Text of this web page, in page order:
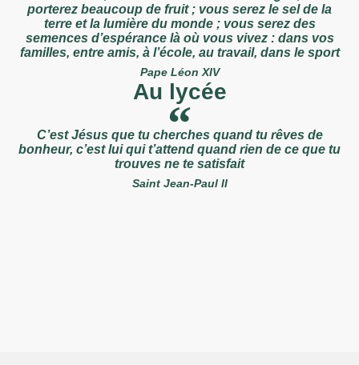
porterez beaucoup de fruit ; vous serez le sel de la
terre et la lumière du monde ; vous serez des
semences d’espérance là où vous vivez : dans vos
familles, entre amis, à l’école, au travail, dans le sport
Pape Léon XIV
Au lycée
C’est Jésus que tu cherches quand tu rêves de
bonheur, c’est lui qui t’attend quand rien de ce que tu
trouves ne te satisfait
Saint Jean-Paul II